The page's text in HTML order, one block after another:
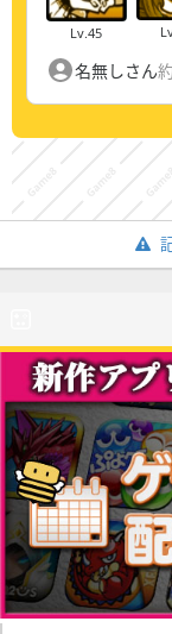
Lv.45
名無しさん